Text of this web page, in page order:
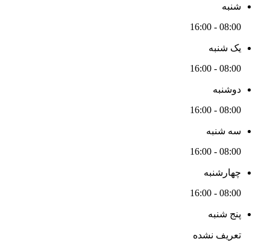
شنبه
08:00 - 16:00
یک شنبه
08:00 - 16:00
دوشنبه
08:00 - 16:00
سه شنبه
08:00 - 16:00
چهارشنبه
08:00 - 16:00
پنج شنبه
تعریف نشده